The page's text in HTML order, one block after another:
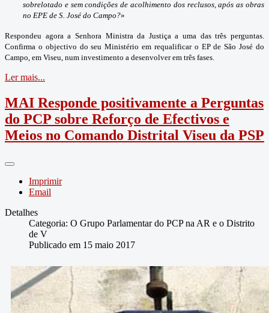
sobrelotado e sem condições de acolhimento dos reclusos, após as obras
no EPE de S. José do Campo?»
Respondeu agora a Senhora Ministra da Justiça a uma das três perguntas.
Confirma o objectivo do seu Ministério em requalificar o EP de São José do
Campo, em Viseu, num investimento a desenvolver em três fases.
Ler mais...
MAI Responde positivamente a Perguntas
do PCP sobre Reforço de Efectivos e
Meios no Comando Distrital Viseu da PSP
Imprimir
Email
Detalhes
Categoria: O Grupo Parlamentar do PCP na AR e o Distrito
de V
Publicado em 15 maio 2017